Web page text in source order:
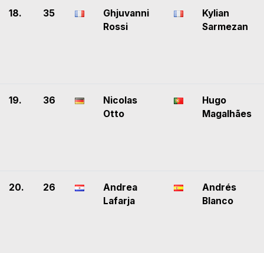
18. 35
Ghjuvanni
Rossi
Kylian
Sarmezan
19. 36
Nicolas
Otto
Hugo
Magalhães
20. 26
Andrea
Lafarja
Andrés
Blanco